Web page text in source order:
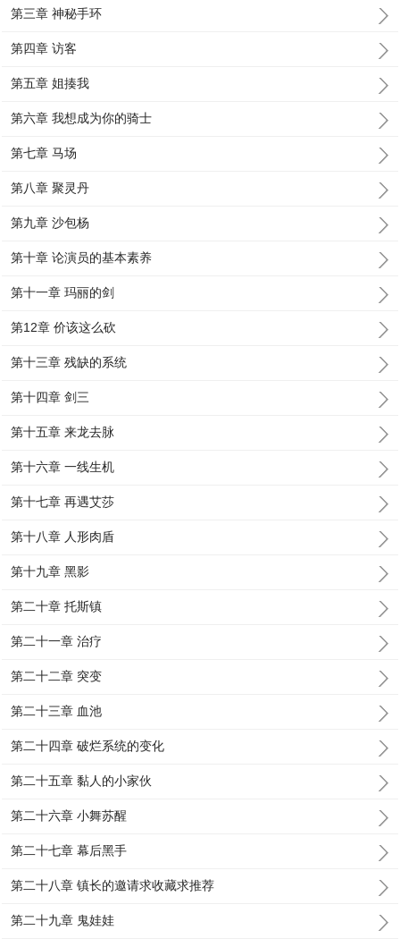
第三章 神秘手环
第四章 访客
第五章 姐揍我
第六章 我想成为你的骑士
第七章 马场
第八章 聚灵丹
第九章 沙包杨
第十章 论演员的基本素养
第十一章 玛丽的剑
第12章 价该这么砍
第十三章 残缺的系统
第十四章 剑三
第十五章 来龙去脉
第十六章 一线生机
第十七章 再遇艾莎
第十八章 人形肉盾
第十九章 黑影
第二十章 托斯镇
第二十一章 治疗
第二十二章 突变
第二十三章 血池
第二十四章 破烂系统的变化
第二十五章 黏人的小家伙
第二十六章 小舞苏醒
第二十七章 幕后黑手
第二十八章 镇长的邀请求收藏求推荐
第二十九章 鬼娃娃